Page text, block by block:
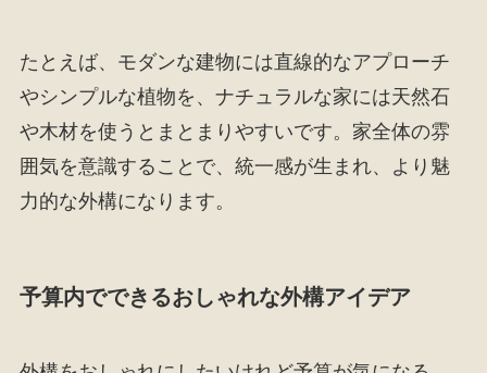
たとえば、モダンな建物には直線的なアプローチ
やシンプルな植物を、ナチュラルな家には天然石
や木材を使うとまとまりやすいです。家全体の雰
囲気を意識することで、統一感が生まれ、より魅
力的な外構になります。
予算内でできるおしゃれな外構アイデア